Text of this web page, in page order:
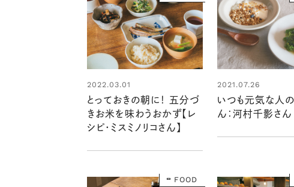
2022.03.01
とっておきの朝に！ 五分づ
きお米を味わうおかず【レ
シピ・ミスミノリコさん】
2021.07.26
いつも元気な人
ん：河村千影さん
FOOD